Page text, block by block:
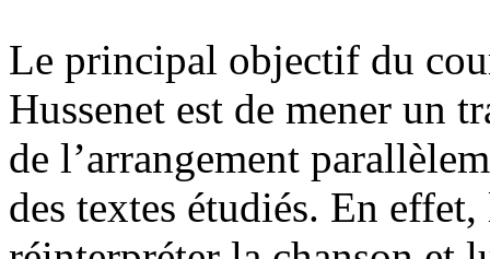
Le principal objectif du
Hussenet est de mener un
de l’arrangement
des textes étudiés. En